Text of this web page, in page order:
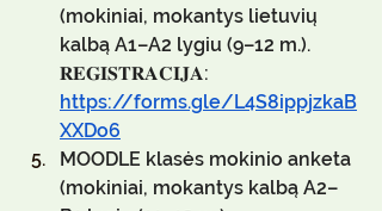
(mokiniai, mokantys lietuvių
kalbą A1–A2 lygiu (9–12 m.).
𝐑𝐄𝐆𝐈𝐒𝐓𝐑𝐀𝐂𝐈𝐉𝐀:
https://forms.gle/L4S8ippjzkaB
XXDo6
MOODLE klasės mokinio anketa
(mokiniai, mokantys kalbą A2–